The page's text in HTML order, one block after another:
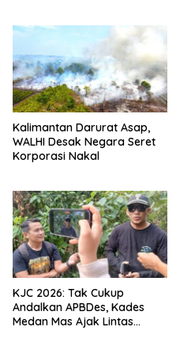
Kalimantan Darurat Asap,
WALHI Desak Negara Seret
Korporasi Nakal
KJC 2026: Tak Cukup
Andalkan APBDes, Kades
Medan Mas Ajak Lintas